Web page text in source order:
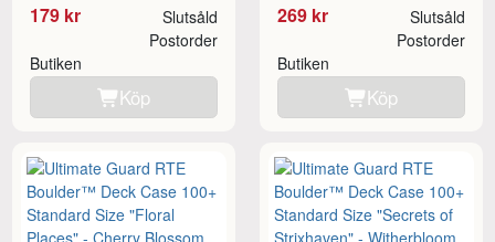
179 kr Slutsåld
Butiken
Postorder
Köp
269 kr Slutsåld
Butiken
Postorder
Köp